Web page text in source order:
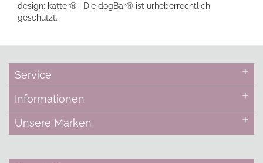
design: katter® | Die dogBar® ist urheberrechtlich
geschützt.
Service
Informationen
Unsere Marken